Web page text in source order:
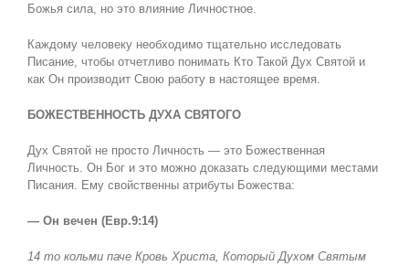
Божья сила, но это влияние Личностное.
Каждому человеку необходимо тщательно исследовать
Писание, чтобы отчетливо понимать Кто Такой Дух Святой и
как Он производит Свою работу в настоящее время.
БОЖЕСТВЕННОСТЬ ДУХА СВЯТОГО
Дух Святой не просто Личность — это Божественная
Личность. Он Бог и это можно доказать следующими местами
Писания. Ему свойственны атрибуты Божества:
— Он вечен (Евр.9:14)
14 то кольми паче Кровь Христа, Который Духом Святым